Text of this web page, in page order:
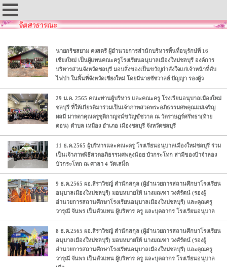
นายกริชสยาม คงสตรี ผู้อำนวยการสำนักบริหารพื้นที่อนุรักษ์ที่ 16
เชียงใหม่ เป็นผู้แทนคณะครูโรงเรียนอนุบาลเมืองใหม่ชลบุรี องค์การ
บริหารส่วนจังหวัดชลบุรี มอบสิ่งของเป็นขวัญกำลังใจแก่เจ้าหน้าที่ดับ
ไฟป่า ในพื้นที่จังหวัดเชียงใหม่ โดยมีนายชัชวาลย์ ปัญญา รองผู้ว
29 ม.ค. 2565 คณะท่านผู้บริหาร และคณะครู โรงเรียนอนุบาลเมืองใหม่
ชลบุรี ที่ให้เกียรติมาร่วมเป็นเจ้าภาพสวดพระอภิธรรมศพคุณแม่เจริญ
ผลมี มารดาคุณครูชุติกาญจน์ขวัญขัชวาล ณ วัดราษฎร์ศรัทธา(ท้าย
ดอน) ตำบล เหมือง อำเภอ เมืองชลบุรี จังหวัดชลบุรี
11 ธ.ค.2565 ผู้บริหารและคณะครู โรงเรียนอนุบาลเมืองใหม่ชลบุรี ร่วม
เป็นเจ้าภาพพิธีสวดอภิธรรมศพลุงน้อย บัวกระโทก สามีของป้าจำลอง
บัวกระโทก ณ ศาลา 4 วัดเสม็ด
9 ธ.ค.2565 ผอ.สิราวิชญ์ สำนักสกุล (ผู้อำนวยการสถานศึกษาโรงเรียน
อนุบาลเมืองใหม่ชลบุรี) มอบหมายให้ นางมณฑา วงศ์รัตน์ (รองผู้
อำนวยการสถานศึกษาโรงเรียนอนุบาลเมืองใหม่ชลบุรี) และคุณครู
วารุณี จันพร เป็นตัวแทน ผู้บริหาร ครู และบุคลากร โรงเรียนอนุบาล
8 ธ.ค.2565 ผอ.สิราวิชญ์ สำนักสกุล (ผู้อำนวยการสถานศึกษาโรงเรียน
อนุบาลเมืองใหม่ชลบุรี) มอบหมายให้ นางมณฑา วงศ์รัตน์ (รองผู้
อำนวยการสถานศึกษาโรงเรียนอนุบาลเมืองใหม่ชลบุรี) และคุณครู
วารุณี จันพร เป็นตัวแทน ผู้บริหาร ครู และบุคลากร โรงเรียนอนุบาล